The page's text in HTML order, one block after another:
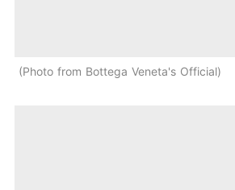
Photo from Bottega Veneta's Official